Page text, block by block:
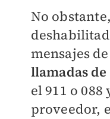
No
mensajes
llamadas
el 911 o
proveedor,